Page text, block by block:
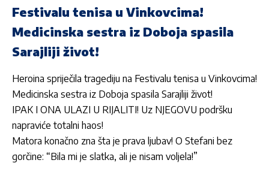
Festivalu tenisa u Vinkovcima!
Medicinska sestra iz Doboja spasila
Sarajliji život!
Heroina spriječila tragediju na Festivalu tenisa u Vinkovcima!
Medicinska sestra iz Doboja spasila Sarajliji život!
IPAK I ONA ULAZI U RIJALITI! Uz NJEGOVU podršku
napraviće totalni haos!
Matora konačno zna šta je prava ljubav! O Stefani bez
gorčine: “Bila mi je slatka, ali je nisam voljela!”